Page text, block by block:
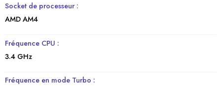
Socket de processeur :
AMD AM4
Fréquence CPU :
3.4 GHz
Fréquence en mode Turbo :